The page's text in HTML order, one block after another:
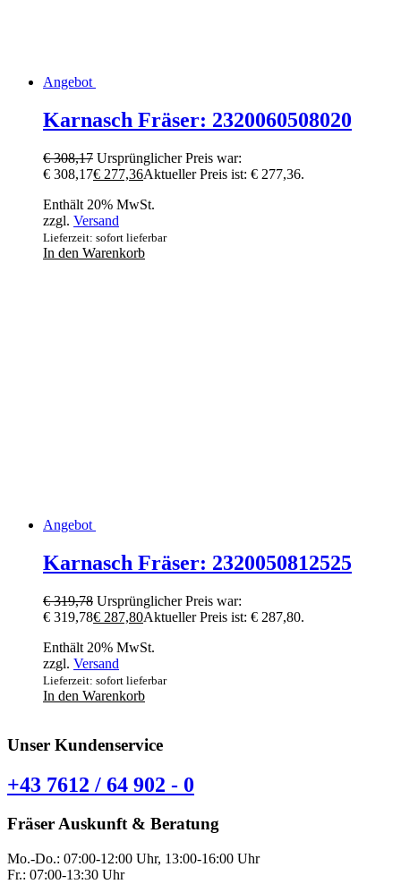
Angebot
Karnasch Fräser: 2320060508020
€308,17 Ursprünglicher Preis war:
€ 308,17€ 277,36Aktueller Preis ist: € 277,36.
Enthält 20% MwSt.
zzgl. Versand
Lieferzeit: sofort lieferbar
In den Warenkorb
Angebot
Karnasch Fräser: 2320050812525
€319,78 Ursprünglicher Preis war:
€ 319,78€ 287,80Aktueller Preis ist: € 287,80.
Enthält 20% MwSt.
zzgl. Versand
Lieferzeit: sofort lieferbar
In den Warenkorb
Unser Kundenservice
+43 7612 / 64 902 - 0
Fräser Auskunft & Beratung
Mo.-Do.: 07:00-12:00 Uhr, 13:00-16:00 Uhr
Fr.: 07:00-13:30 Uhr